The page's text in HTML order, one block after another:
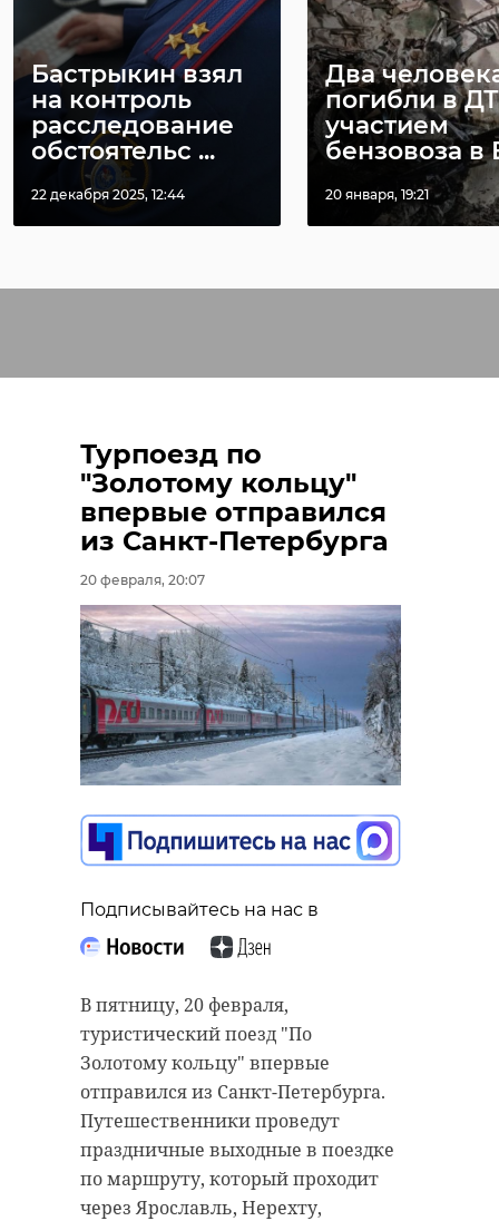
Бастрыкин взял
на контроль
расследование
обстоятельс ...
22 декабря 2025, 12:44
Два
погибли в
участием
бензовоза в
20 января, 19:21
Турпоезд по
"Золотому кольцу"
впервые отправился
из Санкт-Петербурга
20 февраля, 20:07
Подписывайтесь на нас в
В пятницу, 20 февраля,
туристический поезд "По
Золотому кольцу" впервые
отправился из Санкт-Петербурга.
Путешественники проведут
праздничные выходные в поездке
по маршруту, который проходит
через Ярославль, Нерехту,